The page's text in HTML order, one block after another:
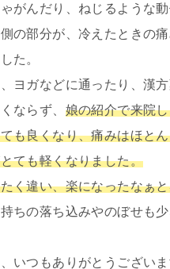
がんだり、ねじるような
の部分が、冷えたときの
た。
ヨガなどに通ったり、漢
ならず、 娘の紹介で来院
も良くなり、痛みはほと
ても軽くなりました。
く違い、楽になったなぁ
ちの落ち込みやのぼせも
いつもありがとうございま